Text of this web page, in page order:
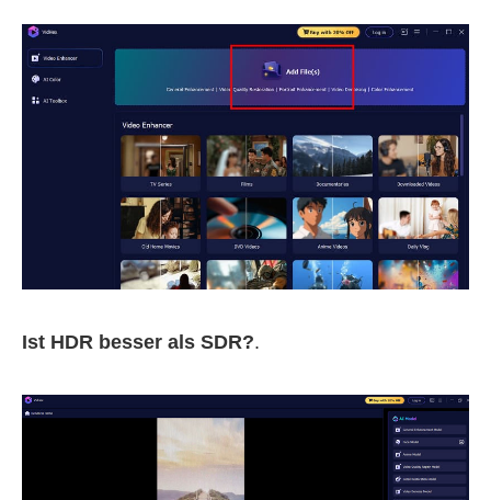
Ist HDR besser als SDR?.